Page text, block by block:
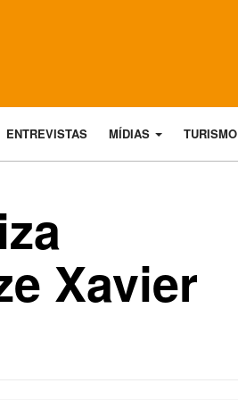
ENTREVISTAS MÍDIAS TURISMO
Xavier